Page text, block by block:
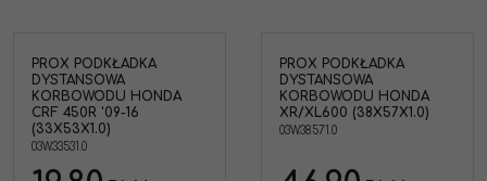
PROX PODKŁADKA
DYSTANSOWA
KORBOWODU HONDA
CRF 450R '09-16
(33X53X1.0)
03W.33531.0
PROX PODKŁADKA
DYSTANSOWA
KORBOWODU HONDA
XR/XL600 (38X57X1.0)
03W.38571.0